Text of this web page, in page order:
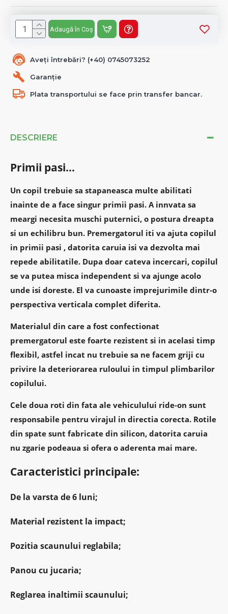
DESCRIERE
Primii pasi...
Un copil trebuie sa stapaneasca multe abilitati
inainte de a face singur primii pasi. A innvata sa
meargi necesita muschi puternici, o postura dreapta
si un echilibru bun. Premergatorul iti va ajuta copilul
in primii pasi , datorita caruia isi va dezvolta mai
repede abilitatile. Dupa doar cateva incercari, copilul
se va putea misca independent si va ajunge acolo
unde isi doreste. El va cunoaste imprejurimile dintr-o
perspectiva verticala complet diferita.
Materialul din care a fost confectionat
premergatorul este foarte rezistent si in acelasi timp
flexibil, astfel incat nu trebuie sa ne facem griji cu
privire la deteriorarea ruloului in timpul plimbarilor
copilului.
Cele doua roti din fata ale vehiculului ride-on sunt
responsabile pentru virajul in directia corecta. Rotile
din spate sunt fabricate din silicon, datorita caruia
nu zgarie podeaua si ofera o aderenta mai mare.
Caracteristici principale:
De la varsta de 6 luni;
Material rezistent la impact;
Pozitia scaunului reglabila;
Panou cu jucaria;
Reglarea inaltimii scaunului;
Aveți întrebări? (+40) 0745073252
Garanție
Plata transportului se face prin transfer bancar.
Adaugă în Coș